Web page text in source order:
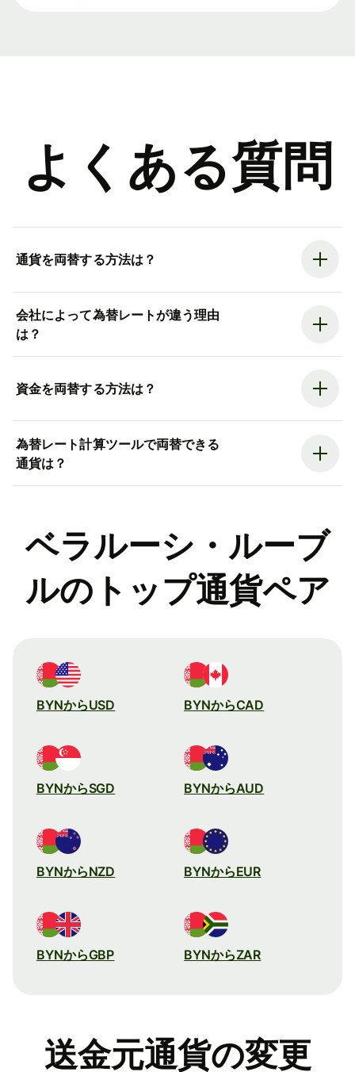
よくある質問
通貨を両替する方法は？
会社によって為替レートが違う理由
は？
資金を両替する方法は？
為替レート計算ツールで両替できる
通貨は？
ベラルーシ・ルーブ
ルのトップ通貨ペア
BYNからUSD BYNからCAD
BYNからSGD BYNからAUD
BYNからNZD BYNからEUR
BYNからGBP BYNからZAR
送金元通貨の変更